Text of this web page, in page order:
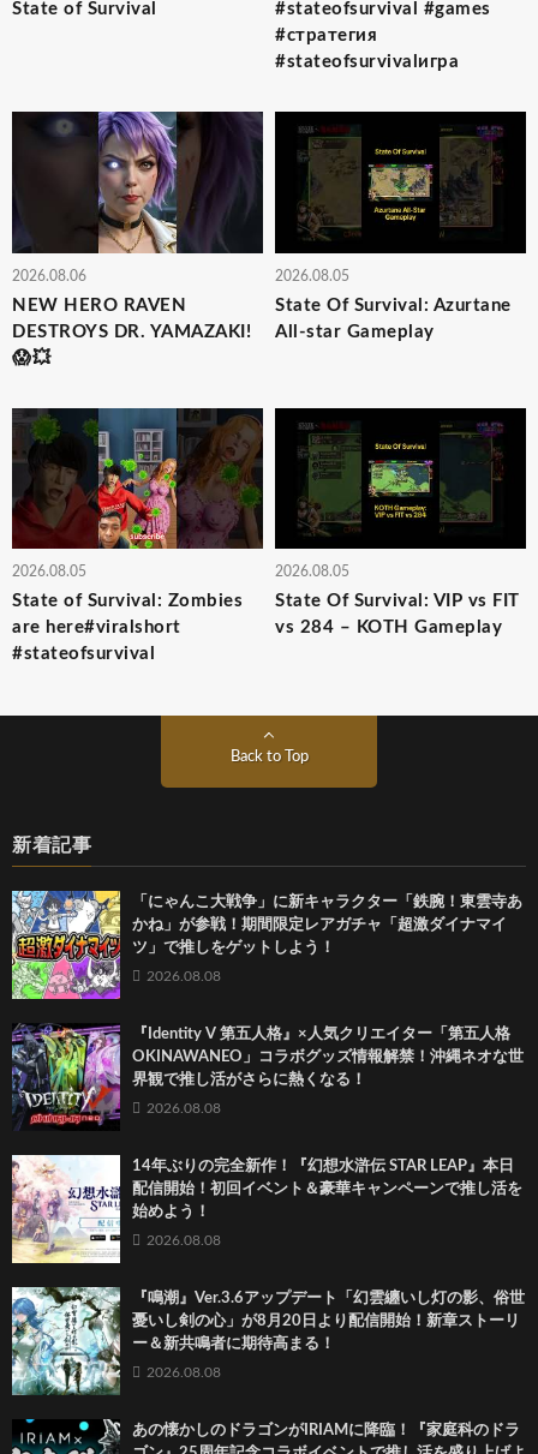
State of Survival
#stateofsurvival #games
#стратегия
#stateofsurvivalигра
2026.08.06
NEW HERO RAVEN
DESTROYS DR. YAMAZAKI!
😱💥
2026.08.05
State Of Survival: Azurtane
All-star Gameplay
2026.08.05
State of Survival: Zombies
are here#viralshort
#stateofsurvival
2026.08.05
State Of Survival: VIP vs FIT
vs 284 – KOTH Gameplay
Back to Top
新着記事
「にゃんこ大戦争」に新キャラクター「鉄腕！東雲寺あ
かね」が参戦！期間限定レアガチャ「超激ダイナマイ
ツ」で推しをゲットしよう！
2026.08.08
『Identity V 第五人格』×人気クリエイター「第五人格
OKINAWANEO」コラボグッズ情報解禁！沖縄ネオな世
界観で推し活がさらに熱くなる！
2026.08.08
14年ぶりの完全新作！『幻想水滸伝 STAR LEAP』本日
配信開始！初回イベント＆豪華キャンペーンで推し活を
始めよう！
2026.08.08
『鳴潮』Ver.3.6アップデート「幻雲纏いし灯の影、俗世
憂いし剣の心」が8月20日より配信開始！新章ストーリ
ー＆新共鳴者に期待高まる！
2026.08.08
あの懐かしのドラゴンがIRIAMに降臨！『家庭科のドラ